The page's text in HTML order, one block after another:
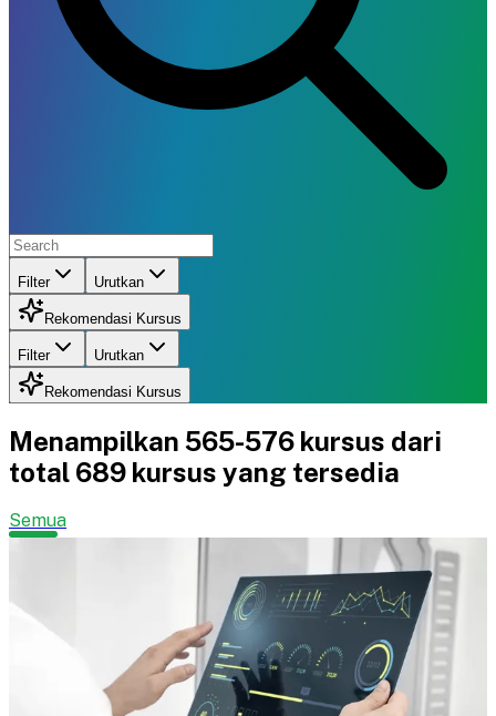
Filter Urutkan
Rekomendasi Kursus
Filter Urutkan
Rekomendasi Kursus
Menampilkan 565-576 kursus dari
total 689 kursus yang tersedia
Semua